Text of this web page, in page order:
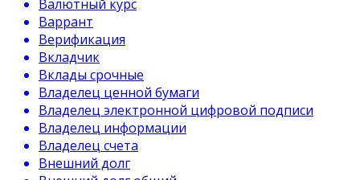
Валютный курс
Варрант
Верификация
Вкладчик
Вклады срочные
Владелец ценной бумаги
Владелец электронной цифровой подписи
Владелец информации
Владелец счета
Внешний долг